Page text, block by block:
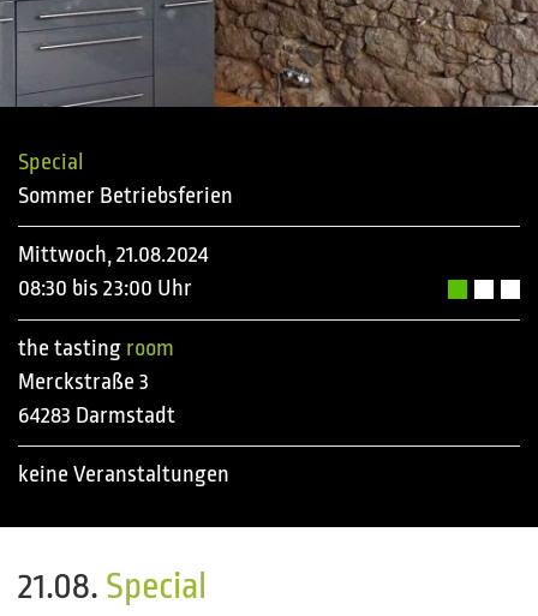
Special
Sommer Betriebsferien
Mittwoch, 21.08.2024
08:30 bis 23:00 Uhr
the tasting room
Merckstraße 3
64283 Darmstadt
keine Veranstaltungen
21.08. Special